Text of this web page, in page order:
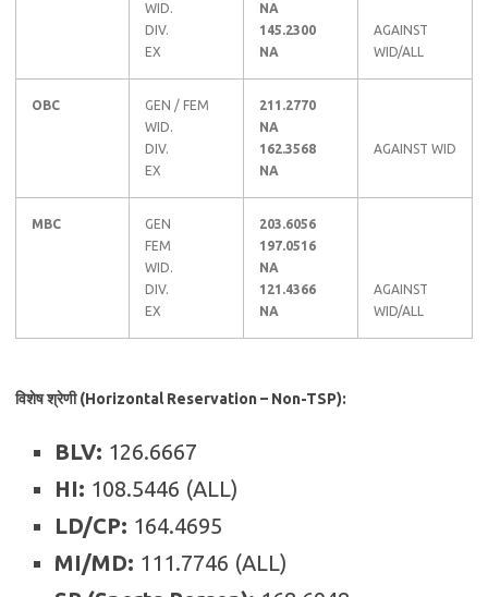
WID.
DIV.
EX
NA
145.2300
NA
AGAINST
WID/ALL
OBC
GEN / FEM
WID.
DIV.
EX
211.2770
NA
162.3568
NA
AGAINST WID
MBC
GEN
FEM
WID.
DIV.
EX
203.6056
197.0516
NA
121.4366
NA
AGAINST
WID/ALL
विशेष श्रेणी (Horizontal Reservation – Non-TSP):
BLV: 126.6667
HI: 108.5446 (ALL)
LD/CP: 164.4695
MI/MD: 111.7746 (ALL)